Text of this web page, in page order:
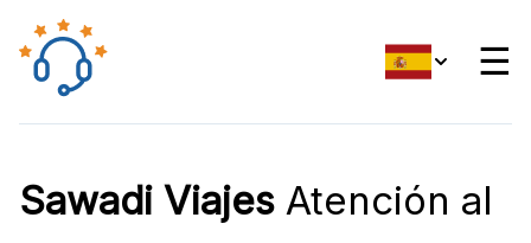
☰
Sawadi Viajes Atención al